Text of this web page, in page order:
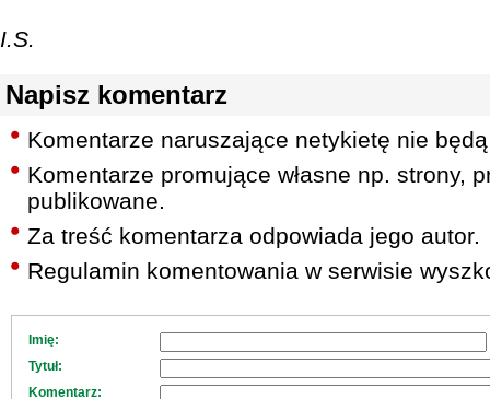
I.S.
Napisz komentarz
Komentarze naruszające netykietę nie
Komentarze promujące własne np. strony,
publikowane.
Za treść komentarza odpowiada jego autor.
Regulamin komentowania w serwisie
Imię:
Tytuł:
Komentarz: